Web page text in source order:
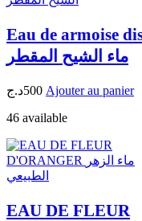
Eau de armoise
ماء الشيح المقطر
500د.ج
Ajouter au panier
46 available
EAU DE FLEUR